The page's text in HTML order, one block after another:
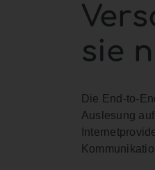
sie
Die End-to-
Auslesung